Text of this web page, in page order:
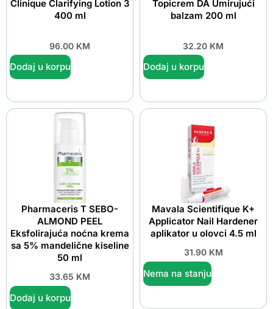
Clinique Clarifying Lotion 3
400 ml
96.00 KM
Dodaj u korpu
Topicrem DA Umirujući
balzam 200 ml
32.20 KM
Dodaj u korpu
Pharmaceris T SEBO-
ALMOND PEEL
Eksfolirajuća noćna krema
sa 5% mandelične kiseline
50 ml
33.65 KM
Dodaj u korpu
Mavala Scientifique K+
Applicator Nail Hardener
aplikator u olovci 4.5 ml
31.90 KM
Nema na stanju